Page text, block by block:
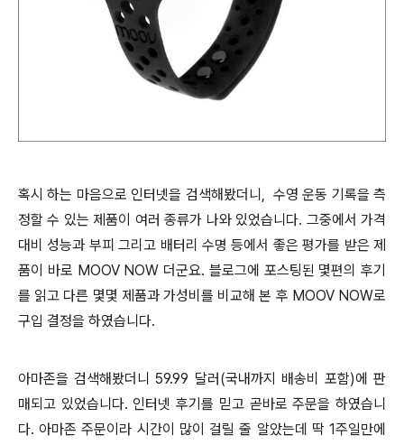
혹시 하는 마음으로 인터넷을 검색해봤더니, 수영 운동 기록을 측
정할 수 있는 제품이 여러 종류가 나와 있었습니다. 그중에서 가격
대비 성능과 부피 그리고 배터리 수명 등에서 좋은 평가를 받은 제
품이 바로 MOOV NOW 더군요. 블로그에 포스팅된 몇편의 후기
를 읽고 다른 몇몇 제품과 가성비를 비교해 본 후 MOOV NOW로
구입 결정을 하였습니다.
아마존을 검색해봤더니 59.99 달러(국내까지 배송비 포함)에 판
매되고 있었습니다. 인터넷 후기를 믿고 곧바로 주문을 하였습니
다. 아마존 주문이라 시간이 많이 걸릴 줄 알았는데 딱 1주일만에